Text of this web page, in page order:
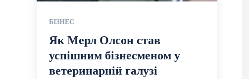
БІЗНЕС
Як Мерл Олсон став
успішним бізнесменом у
ветеринарній галузі